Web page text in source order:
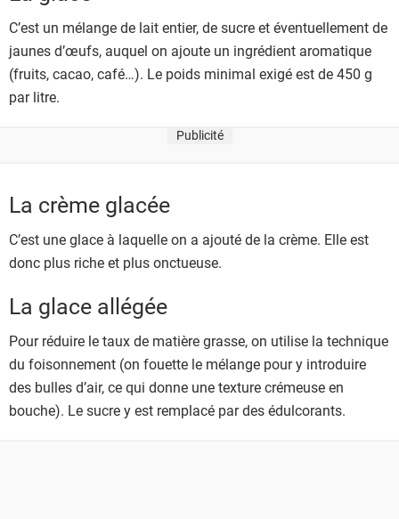
C’est un mélange de lait entier, de sucre et éventuellement de
jaunes d’œufs, auquel on ajoute un ingrédient aromatique
(fruits, cacao, café…). Le poids minimal exigé est de 450 g
par litre.
Publicité
La crème glacée
C’est une glace à laquelle on a ajouté de la crème. Elle est
donc plus riche et plus onctueuse.
La glace allégée
Pour réduire le taux de matière grasse, on utilise la technique
du foisonnement (on fouette le mélange pour y introduire
des bulles d’air, ce qui donne une texture crémeuse en
bouche). Le sucre y est remplacé par des édulcorants.